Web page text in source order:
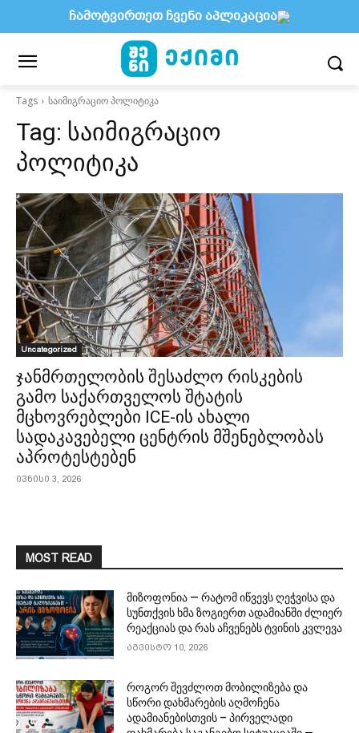
Tags საიმიგრაციო პოლიტიკა
Tag: საიმიგრაციო
პოლიტიკა
Uncategorized
ჯანმრთელობის შესაძლო რისკების
გამო საქართველოს შტატის
მცხოვრებლები ICE-ის ახალი
სადაკავებელი ცენტრის მშენებლობას
აპროტესტებენ
ივნისი 3, 2026
MOST READ
მიზოფონია — რატომ იწვევს ღეჭვისა და
სუნთქვის ხმა ზოგიერთ ადამიანში ძლიერ
რეაქციას და რას აჩვენებს ტვინის კვლევა
აგვისტო 10, 2026
როგორ შევძლოთ მობილიზება და
სწორი დახმარების აღმოჩენა
ადამიანებისთვის – პირველადი
ჩამოტვირთეთ ჩვენი აპლიკაცია